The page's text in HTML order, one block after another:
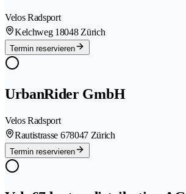
Velos Radsport
Kelchweg 18048 Zürich
Termin reservieren
UrbanRider GmbH
Velos Radsport
Rautistrasse 678047 Zürich
Termin reservieren